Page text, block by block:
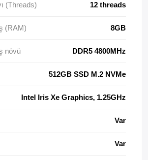
(Threads) 12 threads
(RAM) 8GB
növü DDR5 4800MHz
512GB SSD M.2 NVMe
Intel Iris Xe Graphics, 1.25GHz
Var
Var